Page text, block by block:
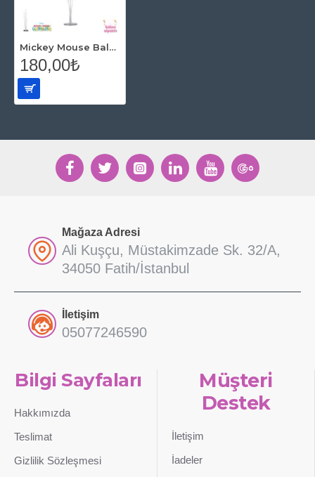
Mickey Mouse Balon Standı
180,00₺
Mağaza Adresi
Ali Kuşçu, Müstakimzade Sk. 32/A,
34050 Fatih/İstanbul
İletişim
05077246590
Bilgi Sayfaları
Hakkımızda
Teslimat
Gizlilik Sözleşmesi
Müşteri
Destek
İletişim
İadeler